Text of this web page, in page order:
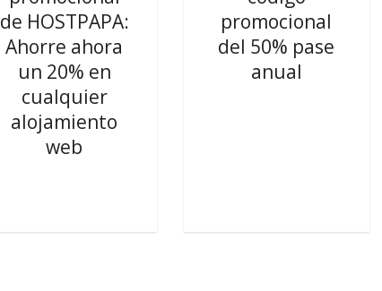
de HOSTPAPA:
Ahorre ahora
un 20% en
cualquier
alojamiento
web
promocional
del 50% pase
anual